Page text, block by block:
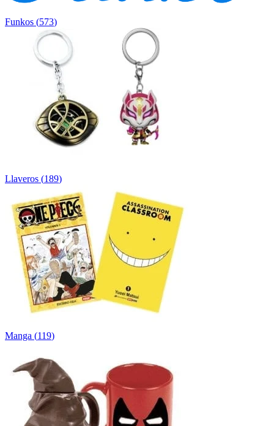
Funkos (573)
Llaveros (189)
Manga (119)